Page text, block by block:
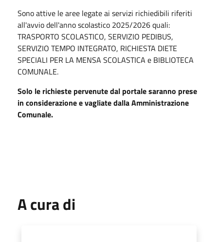
Sono attive le aree legate ai servizi richiedibili riferiti
all'avvio dell'anno scolastico 2025/2026 quali:
TRASPORTO SCOLASTICO, SERVIZIO PEDIBUS,
SERVIZIO TEMPO INTEGRATO, RICHIESTA DIETE
SPECIALI PER LA MENSA SCOLASTICA e BIBLIOTECA
COMUNALE.
Solo le richieste pervenute dal portale saranno prese
in considerazione e vagliate dalla Amministrazione
Comunale.
A cura di